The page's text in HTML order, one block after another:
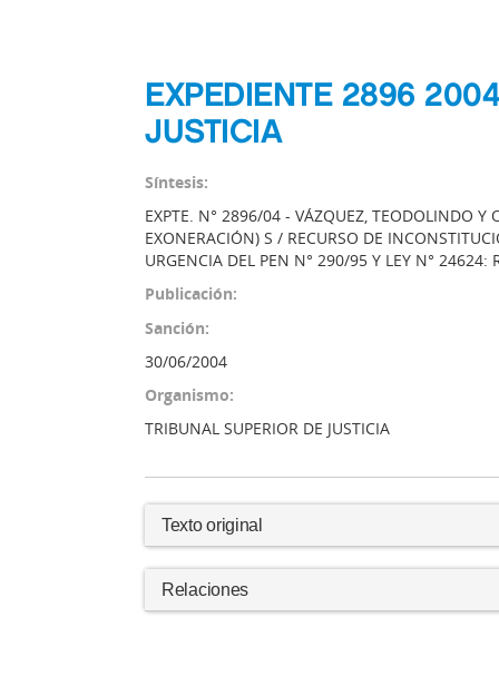
EXPEDIENTE 2896
JUSTICIA
Síntesis:
EXPTE. N° 2896/04 - VÁZQUEZ, TEODOLINDO
EXONERACIÓN) S / RECURSO DE
URGENCIA DEL PEN N° 290/95 Y LEY N° 24624:
Publicación:
Sanción:
30/06/2004
Organismo:
TRIBUNAL SUPERIOR DE JUSTICIA
Texto original
Relaciones